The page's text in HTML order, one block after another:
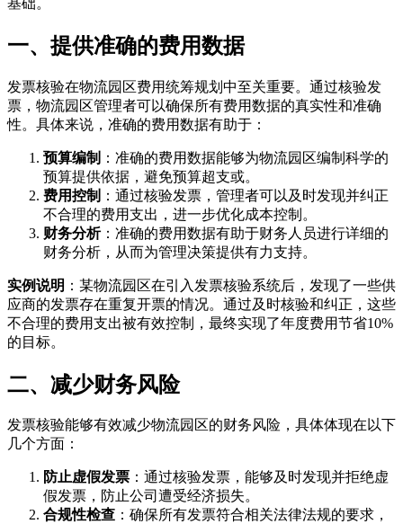
一、提供准确的费用数据
发票核验在物流园区费用统筹规划中至关重要。通过核验发
票，物流园区管理者可以确保所有费用数据的真实性和准确
性。具体来说，准确的费用数据有助于：
预算编制 ：准确的费用数据能够为物流园区编制科学的
预算提供依据，避免预算超支或。
费用控制 ：通过核验发票，管理者可以及时发现并纠正
不合理的费用支出，进一步优化成本控制。
财务分析：准确的费用数据有助于财务人员进行详细的
财务分析，从而为管理决策提供有力支持。
实例说明 ：某物流园区在引入发票核验系统后，发现了一些供
应商的发票存在重复开票的情况。通过及时核验和纠正，这些
不合理的费用支出被有效控制，最终实现了年度费用节省10%
的目标。
二、减少财务风险
发票核验能够有效减少物流园区的财务风险，具体体现在以下
几个方面：
防止虚假发票 ：通过核验发票，能够及时发现并拒绝虚
假发票，防止公司遭受经济损失。
合规性检查 ：确保所有发票符合相关法律法规的要求，